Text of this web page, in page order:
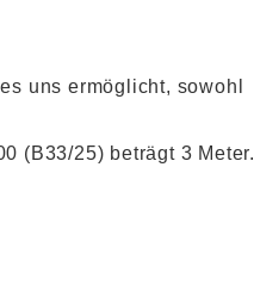
uns ermöglicht, sowohl
(B33/25) beträgt 3 Meter.